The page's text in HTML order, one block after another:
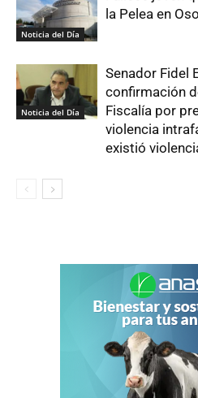
Noticia del Día
la Pelea en
Noticia del Día
Senador Fidel
confirmación
Fiscalía por
violencia
existió